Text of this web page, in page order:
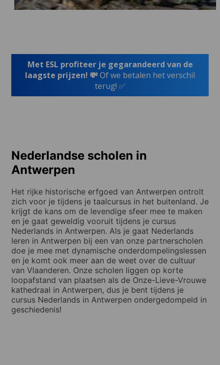
Met ESL profiteer je gegarandeerd van de
laagste prijzen! 💸Of we betalen het verschil
terug! ✅
Nederlandse scholen in
Antwerpen
Het rijke historische erfgoed van Antwerpen ontrolt
zich voor je tijdens je taalcursus in het buitenland. Je
krijgt de kans om de levendige sfeer mee te maken
en je gaat geweldig vooruit tijdens je cursus
Nederlands in Antwerpen. Als je gaat Nederlands
leren in Antwerpen bij een van onze partnerscholen
doe je mee met dynamische onderdompelingslessen
en je komt ook meer aan de weet over de cultuur
van Vlaanderen. Onze scholen liggen op korte
loopafstand van plaatsen als de Onze-Lieve-Vrouwe
kathedraal in Antwerpen, dus je bent tijdens je
cursus Nederlands in Antwerpen ondergedompeld in
geschiedenis!